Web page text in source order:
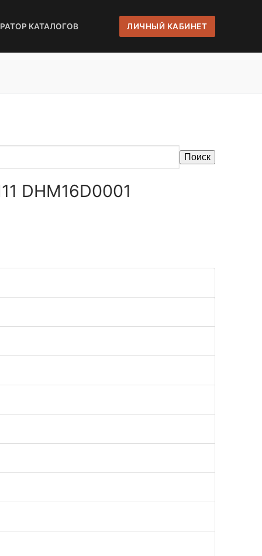
КАТАЛОГОВ ЛИЧНЫЙ КАБИНЕТ
Поиск
DHM16D0001